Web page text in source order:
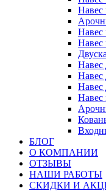
Навес
Навес
Навес
Навес
Навес
Навес
Навес
БЛОГ
О КОМПАНИИ
ОТЗЫВЫ
НАШИ РАБОТЫ
СКИДКИ И